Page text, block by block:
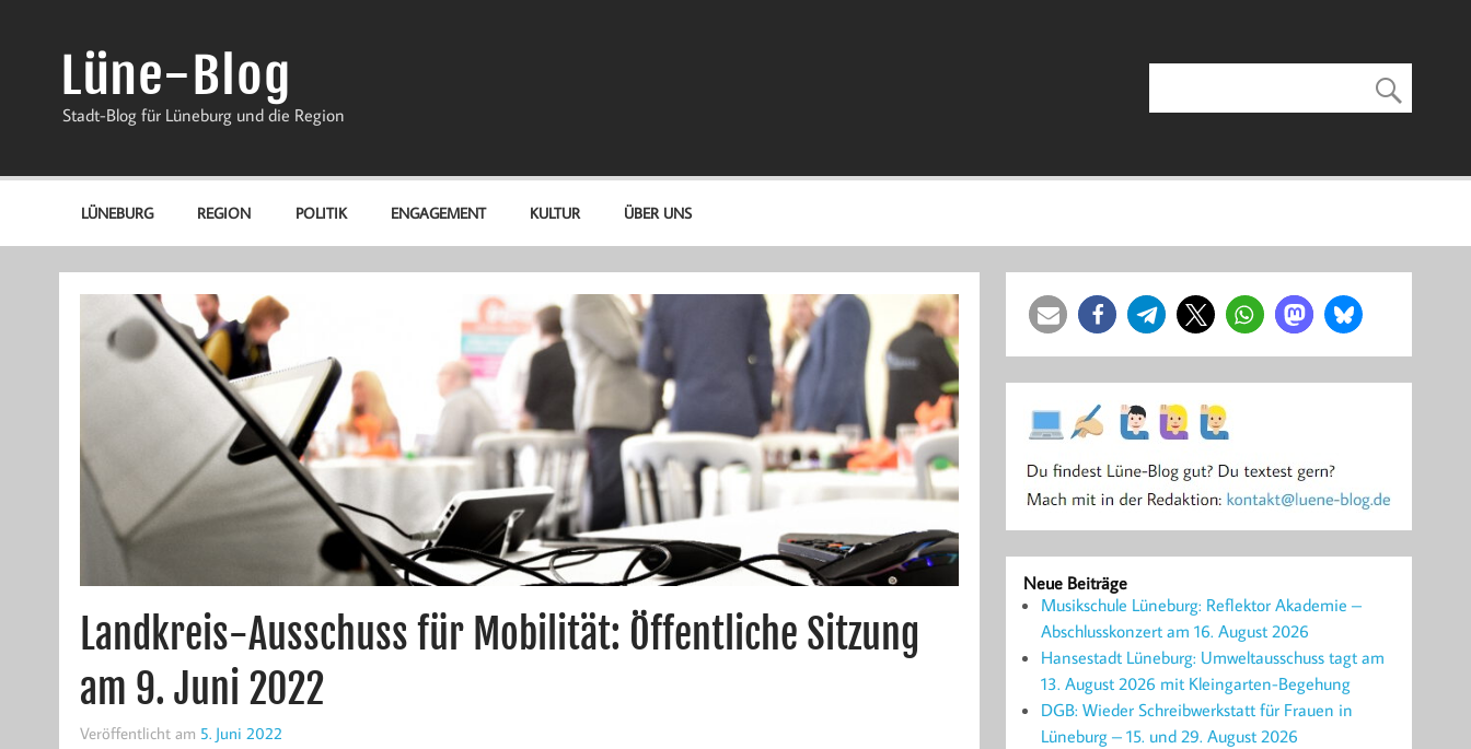
Lüne-Blog
Stadt-Blog für Lüneburg und die Region
LÜNEBURG REGION POLITIK ENGAGEMENT KULTUR ÜBER UNS
Landkreis-Ausschuss für Mobilität: Öffentliche Sitzung
am 9. Juni 2022
Veröffentlicht am 5. Juni 2022
Neue Beiträge
Musikschule Lüneburg: Reflektor Akademie –
Abschlusskonzert am 16. August 2026
Hansestadt Lüneburg: Umweltausschuss tagt am
13. August 2026 mit Kleingarten-Begehung
DGB: Wieder Schreibwerkstatt für Frauen in
Lüneburg – 15. und 29. August 2026